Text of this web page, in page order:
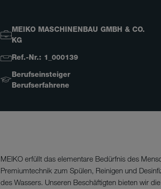
MEIKO MASCHINENBAU GMBH & CO.
KG
Ref.-Nr.: 1_000139
Berufseinsteiger
Berufserfahrene
MEIKO erfüllt das elementare Bedürfnis des
Premiumtechnik zum Spülen, Reinigen und
des Wassers. Unseren Beschäftigten bieten wir